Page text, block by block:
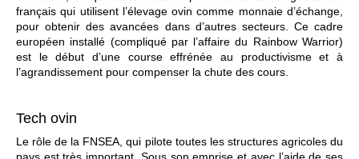
français qui utilisent l’élevage ovin comme monnaie d’échange,
pour obtenir des avancées dans d’autres secteurs. Ce cadre
européen installé (compliqué par l’affaire du Rainbow Warrior)
est le début d’une course effrénée au productivisme et à
l’agrandissement pour compenser la chute des cours.
Tech ovin
Le rôle de la FNSEA, qui pilote toutes les structures agricoles du